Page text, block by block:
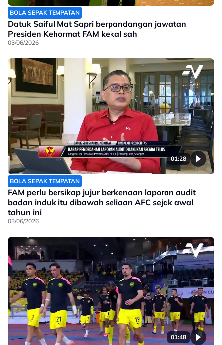
BOLA SEPAK TEMPATAN
Datuk Saiful Mat Sapri berpandangan jawatan
Presiden Kehormat FAM kekal sah
03/06/2026
01:28
BOLA SEPAK TEMPATAN
FAM perlu bersikap jujur berkenaan laporan audit
badan induk itu dibawah seliaan AFC sejak awal
tahun ini
03/06/2026
01:48